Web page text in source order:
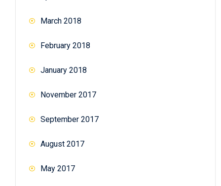
March 2018
February 2018
January 2018
November 2017
September 2017
August 2017
May 2017